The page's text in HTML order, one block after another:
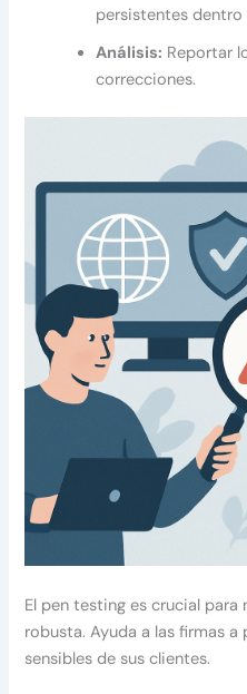
persistentes dentro
Análisis: Reportar
correcciones.
El pen testing es crucial
robusta. Ayuda a las firmas
sensibles de sus clientes.